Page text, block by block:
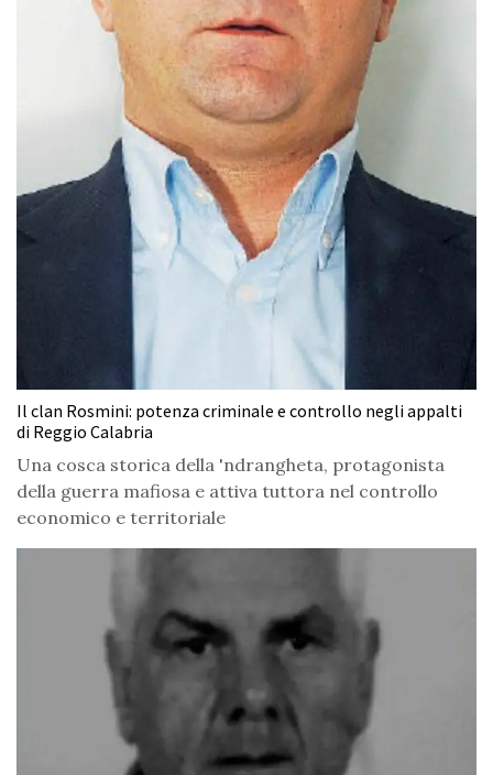
Il clan Rosmini: potenza criminale e controllo negli appalti
di Reggio Calabria
Una cosca storica della 'ndrangheta, protagonista
della guerra mafiosa e attiva tuttora nel controllo
economico e territoriale